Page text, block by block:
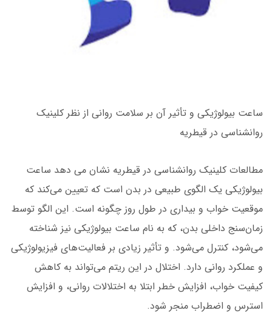
ساعت بیولوژیکی و تأثیر آن بر سلامت روانی از نظر کلینیک
روانشناسی در قیطریه
مطالعات کلینیک روانشناسی در قیطریه نشان می دهد ساعت
بیولوژیکی یک الگوی طبیعی در بدن است که تعیین می‌کند که
موقعیت خواب و بیداری در طول روز چگونه است. این الگو توسط
زمان‌سنج داخلی بدن، که به نام ساعت بیولوژیکی نیز شناخته
می‌شود، کنترل می‌شود. و تأثیر زیادی بر فعالیت‌های فیزیولوژیکی
و عملکرد روانی دارد. اختلال در این ریتم می‌تواند به کاهش
کیفیت خواب، افزایش خطر ابتلا به اختلالات روانی، و افزایش
استرس و اضطراب منجر شود.